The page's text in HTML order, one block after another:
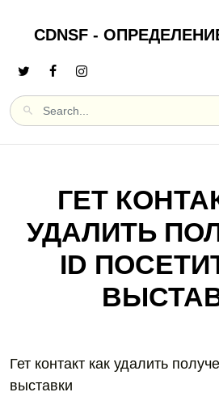
CDNSF -
ГЕТ
УДАЛИТЬ
ID
Гет контакт как удалить
выставки